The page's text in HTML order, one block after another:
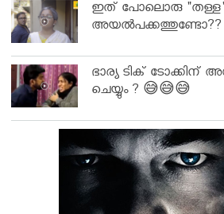
ഇത് പോലൊരു "തള്ള"
അയല്‍പക്കത്തുണ്ടോ??
ഭാര്യ ടിക് ടോക്കിന്
ചെയ്യും ? 😅😅😅